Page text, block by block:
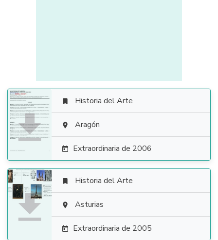

 Historia del Arte
 Aragón
 Extraordinaria de 2006

 Historia del Arte
 Asturias
 Extraordinaria de 2005